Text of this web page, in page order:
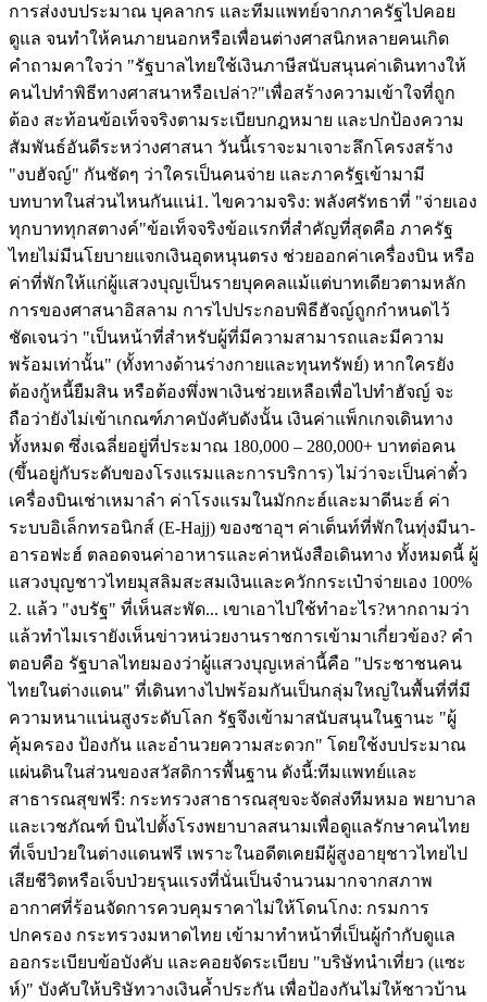
การส่งงบประมาณ บุคลากร และทีมแพทย์จากภาครัฐไปคอย
ดูแล จนทำให้คนภายนอกหรือเพื่อนต่างศาสนิกหลายคนเกิด
คำถามคาใจว่า "รัฐบาลไทยใช้เงินภาษีสนับสนุนค่าเดินทางให้
คนไปทำพิธีทางศาสนาหรือเปล่า?" ​เพื่อสร้างความเข้าใจที่ถูก
ต้อง สะท้อนข้อเท็จจริงตามระเบียบกฎหมาย และปกป้องความ
สัมพันธ์อันดีระหว่างศาสนา วันนี้เราจะมาเจาะลึกโครงสร้าง
"งบฮัจญ์" กันชัดๆ ว่าใครเป็นคนจ่าย และภาครัฐเข้ามามี
บทบาทในส่วนไหนกันแน่ ​1. ไขความจริง: พลังศรัทธาที่ "จ่ายเอง
ทุกบาททุกสตางค์" ​ข้อเท็จจริงข้อแรกที่สำคัญที่สุดคือ ภาครัฐ
ไทยไม่มีนโยบายแจกเงินอุดหนุนตรง ช่วยออกค่าเครื่องบิน หรือ
ค่าที่พักให้แก่ผู้แสวงบุญเป็นรายบุคคลแม้แต่บาทเดียว ​ตามหลัก
การของศาสนาอิสลาม การไปประกอบพิธีฮัจญ์ถูกกำหนดไว้
ชัดเจนว่า "เป็นหน้าที่สำหรับผู้ที่มีความสามารถและมีความ
พร้อมเท่านั้น" (ทั้งทางด้านร่างกายและทุนทรัพย์) หากใครยัง
ต้องกู้หนี้ยืมสิน หรือต้องพึ่งพาเงินช่วยเหลือเพื่อไปทำฮัจญ์ จะ
ถือว่ายังไม่เข้าเกณฑ์ภาคบังคับ ​ดังนั้น เงินค่าแพ็กเกจเดินทาง
ทั้งหมด ซึ่งเฉลี่ยอยู่ที่ประมาณ 180,000 – 280,000+ บาทต่อคน
(ขึ้นอยู่กับระดับของโรงแรมและการบริการ) ไม่ว่าจะเป็นค่าตั๋ว
เครื่องบินเช่าเหมาลำ ค่าโรงแรมในมักกะฮ์และมาดีนะฮ์ ค่า
ระบบอิเล็กทรอนิกส์ (E-Hajj) ของซาอุฯ ค่าเต็นท์ที่พักในทุ่งมีนา-
อารอฟะฮ์ ตลอดจนค่าอาหารและค่าหนังสือเดินทาง ทั้งหมดนี้ ผู้
แสวงบุญชาวไทยมุสลิมสะสมเงินและควักกระเป๋าจ่ายเอง 100%
2. แล้ว "งบรัฐ" ที่เห็นสะพัด... เขาเอาไปใช้ทำอะไร? ​หากถามว่า
แล้วทำไมเรายังเห็นข่าวหน่วยงานราชการเข้ามาเกี่ยวข้อง? คำ
ตอบคือ รัฐบาลไทยมองว่าผู้แสวงบุญเหล่านี้คือ "ประชาชนคน
ไทยในต่างแดน" ที่เดินทางไปพร้อมกันเป็นกลุ่มใหญ่ในพื้นที่ที่มี
ความหนาแน่นสูงระดับโลก รัฐจึงเข้ามาสนับสนุนในฐานะ "ผู้
คุ้มครอง ป้องกัน และอำนวยความสะดวก" โดยใช้งบประมาณ
แผ่นดินในส่วนของสวัสดิการพื้นฐาน ดังนี้: ​ทีมแพทย์และ
สาธารณสุขฟรี: กระทรวงสาธารณสุขจะจัดส่งทีมหมอ พยาบาล
และเวชภัณฑ์ บินไปตั้งโรงพยาบาลสนามเพื่อดูแลรักษาคนไทย
ที่เจ็บป่วยในต่างแดนฟรี เพราะในอดีตเคยมีผู้สูงอายุชาวไทยไป
เสียชีวิตหรือเจ็บป่วยรุนแรงที่นั่นเป็นจำนวนมากจากสภาพ
อากาศที่ร้อนจัด ​การควบคุมราคาไม่ให้โดนโกง: กรมการ
ปกครอง กระทรวงมหาดไทย เข้ามาทำหน้าที่เป็นผู้กำกับดูแล
ออกระเบียบข้อบังคับ และคอยจัดระเบียบ "บริษัทนำเที่ยว (แซะ
ห์)" บังคับให้บริษัทวางเงินค้ำประกัน เพื่อป้องกันไม่ให้ชาวบ้าน